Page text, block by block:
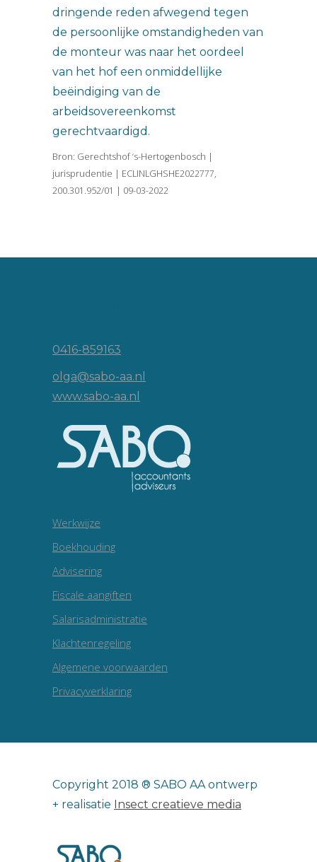
dringende reden afwegend tegen
de persoonlijke omstandigheden van
de monteur was naar het oordeel
van het hof een onmiddellijke
beëindiging van de
arbeidsovereenkomst
gerechtvaardigd.
Bron: Gerechtshof ‘s-Hertogenbosch |
jurisprudentie | ECLINLGHSHE2022777,
200.301.952/01 | 09-03-2022
0416-859163
olga@sabo-aa.nl
www.sabo-aa.nl
Werkwijze
Boekhouding
Advisering
Fiscale aangiften
Salarisadministratie
Klachtenregeling
Algemene voorwaarden
Privacyverklaring
Copyright 2018 ® SABO AA ontwerp
+ realisatie Insect creatieve media